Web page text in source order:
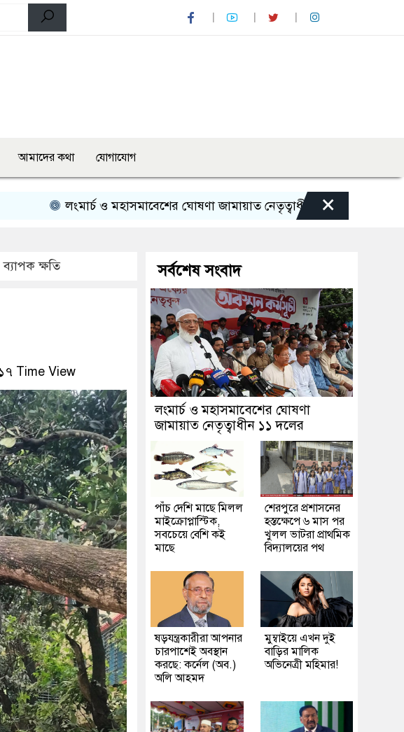
আমাদের কথা যোগাযোগ
লংমার্চ ও মহাসমাবেশের ঘোষণা জামায়াত নেতৃত্বাধীন ১১ দলের ×
ক্ষতি
Time View
সর্বশেষ সংবাদ
লংমার্চ ও মহাসমাবেশের ঘোষণা
জামায়াত নেতৃত্বাধীন ১১ দলের
পাঁচ দেশি মাছে মিলল
মাইক্রোপ্লাস্টিক,
সবচেয়ে বেশি কই
মাছে
শেরপুরে প্রশাসনের
হস্তক্ষেপে ৬ মাস পর
খুলল ভাটরা প্রাথমিক
বিদ্যালয়ের পথ
ষড়যন্ত্রকারীরা আপনার
চারপাশেই অবস্থান
করছে: কর্নেল (অব.)
অলি আহমদ
মুম্বাইয়ে এখন দুই
বাড়ির মালিক
অভিনেত্রী মহিমার!